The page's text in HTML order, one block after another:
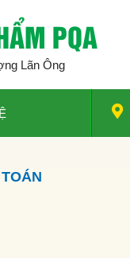
PQA
Lãn Ông